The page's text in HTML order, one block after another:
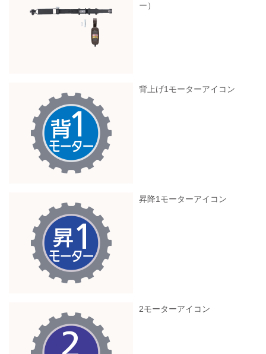
ー）
背上げ1モーターアイコン
昇降1モーターアイコン
2モーターアイコン